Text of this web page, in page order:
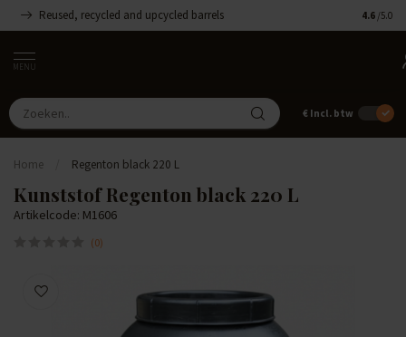
Reused, recycled and upcycled barrels 4.6 /5.0
MENU
€ Incl. btw
Home Regenton black 220 L
Kunststof Regenton black 220 L
Artikelcode: M1606
(0)